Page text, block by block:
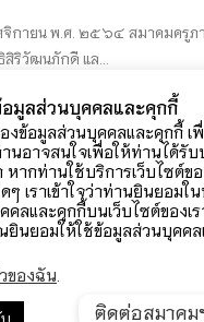
กายน พ.ศ. ๒๕๖๔ สมาคมครูภา
ริวัฒนภักดี แล...
มูลส่วนบุคคลและคุกกี้
งข้อมูลส่วนบุคคลและคุกกี้ เ
นอาจสนใจเพื่อให้ท่านได้รั
ากท่านใช้บริการเว็บไซต์ขอ
ๆ เราเข้าใจว่าท่านยินยอมใ
ลและคุกกี้บนเว็บไซต์ของเ
ยินยอมให้ใช้ข้อมูลส่วนบุคค
ของฉัน
ติดต่อสมาคม